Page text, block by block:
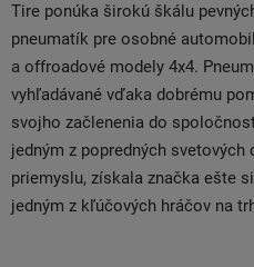
Tire ponúka širokú škálu
pneumatík pre osobné
a offroadové modely 4x4.
vyhľadávané vďaka dobrému
svojho začlenenia do
jedným z popredných
priemyslu, získala značka ešte
jedným z kľúčových hráčov na